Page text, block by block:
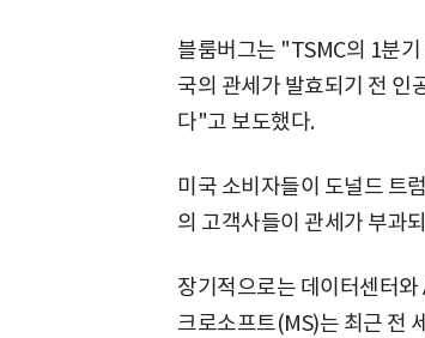
블룸버그는 "TSMC의 1분
국의 관세가 발효되기 전 인
다"고 보도했다.
미국 소비자들이 도널드 트
의 고객사들이 관세가 부과
장기적으로는 데이터센터와
크로소프트(MS)는 최근 전